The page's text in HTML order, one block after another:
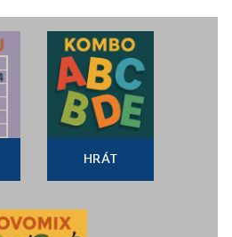
HRÁT